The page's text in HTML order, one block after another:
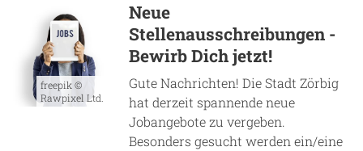
Neue
Stellenausschreibungen -
Bewirb Dich jetzt!
Gute Nachrichten! Die Stadt Zörbig
hat derzeit spannende neue
Jobangebote zu vergeben.
Besonders gesucht werden ein/eine
freepik ©
Rawpixel Ltd.